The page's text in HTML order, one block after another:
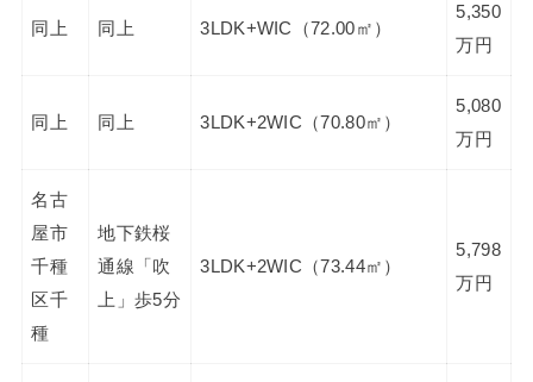
同上 同上 3LDK+WIC（72.00㎡）
5,350
万円
同上 同上 3LDK+2WIC（70.80㎡）
5,080
万円
名古
屋市
千種
区千
種
地下鉄桜
通線「吹
上」歩5分
3LDK+2WIC（73.44㎡）
5,798
万円